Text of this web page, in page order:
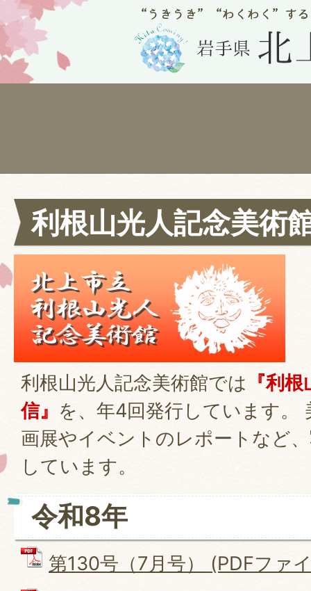
利根山光人記念美術
利根山光人記念美術館では 『利
信』 を、年4回発行しています。
画展やイベントのレポートなど
しています。
令和8年
第130号（7月号） (PDFファ